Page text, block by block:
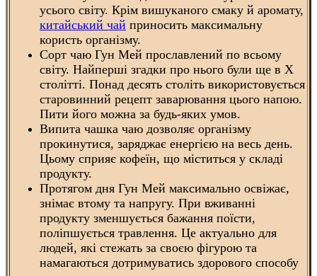
усього світу. Крім вишуканого смаку й аромату,
китайський чай приносить максимальну
користь організму.
Сорт чаю Гун Мей прославлений по всьому
світу. Найперші згадки про нього були ще в Х
столітті. Понад десять століть використовується
старовинний рецепт заварювання цього напою.
Пити його можна за будь-яких умов.
Випита чашка чаю дозволяє організму
прокинутися, заряджає енергією на весь день.
Цьому сприяє кофеїн, що міститься у складі
продукту.
Протягом дня Гун Мей максимально освіжає,
знімає втому та напругу. При вживанні
продукту зменшується бажання поїсти,
поліпшується травлення. Це актуально для
людей, які стежать за своєю фігурою та
намагаються дотримуватись здорового способу